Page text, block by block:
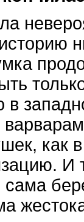
в
как
И
сама